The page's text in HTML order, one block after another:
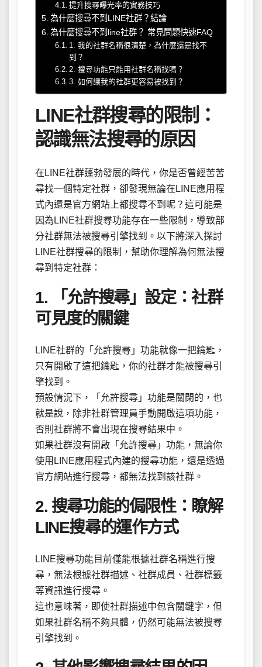
提升搜尋曝光率的實務技巧
為什麼搜尋不到LINE社群？結論
為什麼搜尋不到line社群？ 常見問題快速FAQ
1. 我的社群名稱很清楚，為什麼還是找不
到？
2. 搜尋功能只能用社群名稱找嗎？
3. 如何讓我的社群更容易被找到？
LINE社群搜尋的限制：
認識無法搜尋的原因
在LINE社群蓬勃發展的時代，你是否曾經苦苦
尋找一個特定社群，卻發現無論在LINE應用程
式內還是官方網站上都搜尋不到呢？這可能是
因為LINE社群搜尋功能存在一些限制，導致部
分社群無法被搜尋引擎找到。以下將深入探討
LINE社群搜尋的限制，幫助你理解為何無法搜
尋到特定社群：
1. 「允許搜尋」設定：社群
可見度的關鍵
LINE社群的「允許搜尋」功能就像一把鑰匙，
只有開啟了這把鑰匙，你的社群才能被搜尋引
擎找到。
預設情況下，「允許搜尋」功能是關閉的，也
就是說，除非社群管理員手動開啟這項功能，
否則社群將不會出現在搜尋結果中。
如果社群沒有開啟「允許搜尋」功能，無論你
使用LINE應用程式內建的搜尋功能，還是透過
官方網站進行搜尋，都無法找到該社群。
2. 搜尋功能的侷限性：瞭解
LINE搜尋的運作方式
LINE搜尋功能目前僅能根據社群名稱進行搜
尋，無法根據社群描述、社群成員、社群標籤
等資訊進行搜尋。
這也意味著，即使社群描述中包含關鍵字，但
如果社群名稱不夠具體，仍然可能無法被搜尋
引擎找到。